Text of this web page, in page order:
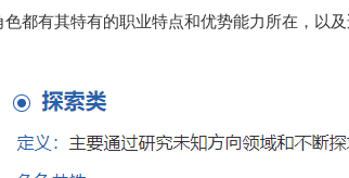
都有其特有的职业特点和优势能力所在，以及